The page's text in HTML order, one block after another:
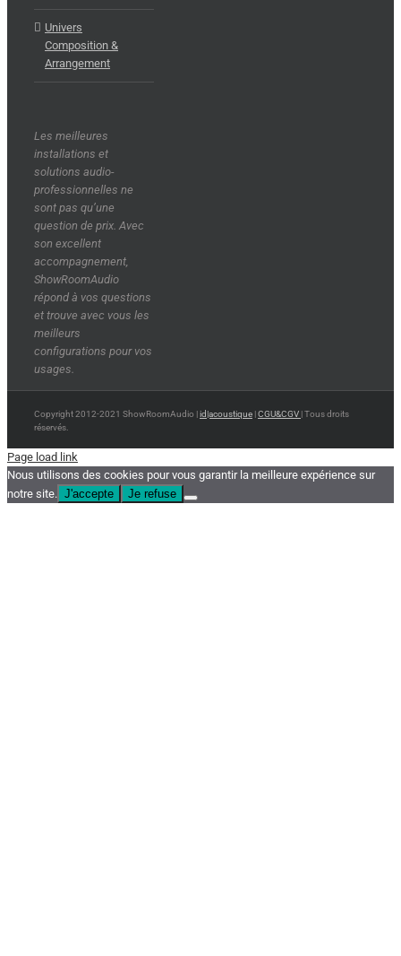
Univers
Composition &
Arrangement
Les meilleures
installations et
solutions audio-
professionnelles ne
sont pas qu’une
question de prix. Avec
son excellent
accompagnement,
ShowRoomAudio
répond à vos questions
et trouve avec vous les
meilleurs
configurations pour vos
usages.
Copyright 2012-2021 ShowRoomAudio |id|acoustique |CGU&CGV | Tous droits
réservés.
Page load link
Nous utilisons des cookies pour vous garantir la meilleure expérience sur
notre site. J'accepte Je refuse